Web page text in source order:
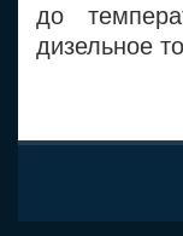
до
дизельное